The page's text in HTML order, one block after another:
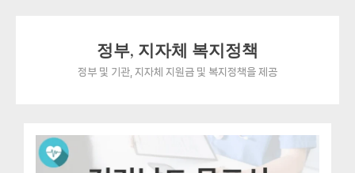
정부, 지자체 복지정책
정부 및 기관, 지자체 지원금 및 복지정책을 제공